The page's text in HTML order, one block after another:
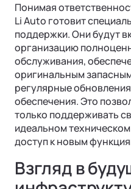
Понимая
Li Auto готовит
поддержки. Они будут
организацию
обслуживания,
оригинальным
регулярные
обеспечения. Это
только поддерживать
идеальном
доступ к новым
Взгляд в